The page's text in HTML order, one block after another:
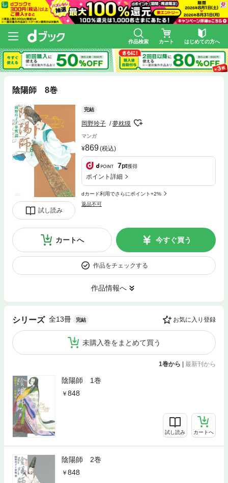
作品検索 カート はじめての方へ
陰陽師 8巻
試し読み
完結
岡野玲子 夢枕獏
マンガ
869(税込)
7pt獲得
ポイント詳細
dカード利用でさらにポイント+2%
返品不可
カートへ 今すぐ買う
作品をチェックする
作品情報へ
シリーズ 全13冊 完結 お気に入り登録
未購入巻をまとめて買う
1巻から | 最新刊から
陰陽師 1巻
848
試し読み カートへ
陰陽師 2巻
848